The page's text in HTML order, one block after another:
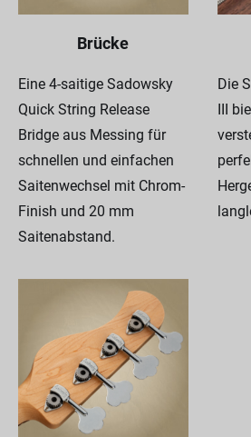
Brücke
Eine 4-saitige Sadowsky
Quick String Release
Bridge aus Messing für
schnellen und einfachen
Saitenwechsel mit Chrom-
Finish und 20 mm
Saitenabstand.
Die
III